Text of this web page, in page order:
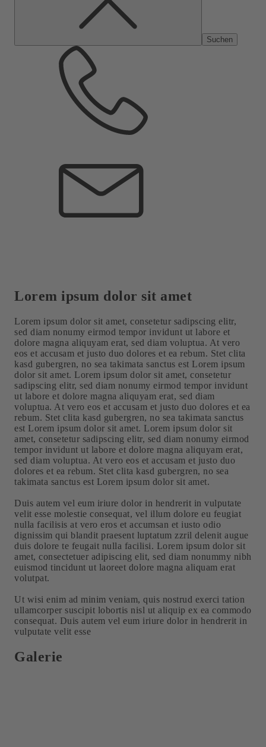
Lorem ipsum dolor sit amet
Lorem ipsum dolor sit amet, consetetur sadipscing elitr,
sed diam nonumy eirmod tempor invidunt ut labore et
dolore magna aliquyam erat, sed diam voluptua. At vero
eos et accusam et justo duo dolores et ea rebum. Stet clita
kasd gubergren, no sea takimata sanctus est Lorem ipsum
dolor sit amet. Lorem ipsum dolor sit amet, consetetur
sadipscing elitr, sed diam nonumy eirmod tempor invidunt
ut labore et dolore magna aliquyam erat, sed diam
voluptua. At vero eos et accusam et justo duo dolores et ea
rebum. Stet clita kasd gubergren, no sea takimata sanctus
est Lorem ipsum dolor sit amet. Lorem ipsum dolor sit
amet, consetetur sadipscing elitr, sed diam nonumy eirmod
tempor invidunt ut labore et dolore magna aliquyam erat,
sed diam voluptua. At vero eos et accusam et justo duo
dolores et ea rebum. Stet clita kasd gubergren, no sea
takimata sanctus est Lorem ipsum dolor sit amet.
Duis autem vel eum iriure dolor in hendrerit in vulputate
velit esse molestie consequat, vel illum dolore eu feugiat
nulla facilisis at vero eros et accumsan et iusto odio
dignissim qui blandit praesent luptatum zzril delenit augue
duis dolore te feugait nulla facilisi. Lorem ipsum dolor sit
amet, consectetuer adipiscing elit, sed diam nonummy nibh
euismod tincidunt ut laoreet dolore magna aliquam erat
volutpat.
Ut wisi enim ad minim veniam, quis nostrud exerci tation
ullamcorper suscipit lobortis nisl ut aliquip ex ea commodo
consequat. Duis autem vel eum iriure dolor in hendrerit in
vulputate velit esse
Galerie